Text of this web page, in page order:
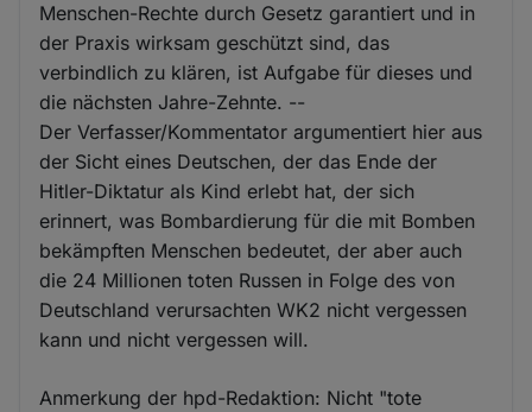
Menschen-Rechte durch Gesetz garantiert und in
der Praxis wirksam geschützt sind, das
verbindlich zu klären, ist Aufgabe für dieses und
die nächsten Jahre-Zehnte. --
Der Verfasser/Kommentator argumentiert hier aus
der Sicht eines Deutschen, der das Ende der
Hitler-Diktatur als Kind erlebt hat, der sich
erinnert, was Bombardierung für die mit Bomben
bekämpften Menschen bedeutet, der aber auch
die 24 Millionen toten Russen in Folge des von
Deutschland verursachten WK2 nicht vergessen
kann und nicht vergessen will.
Anmerkung der hpd-Redaktion: Nicht "tote